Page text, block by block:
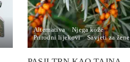
Alternativa
Njega kože
Prirodni lijekovi
Savjeti za žene